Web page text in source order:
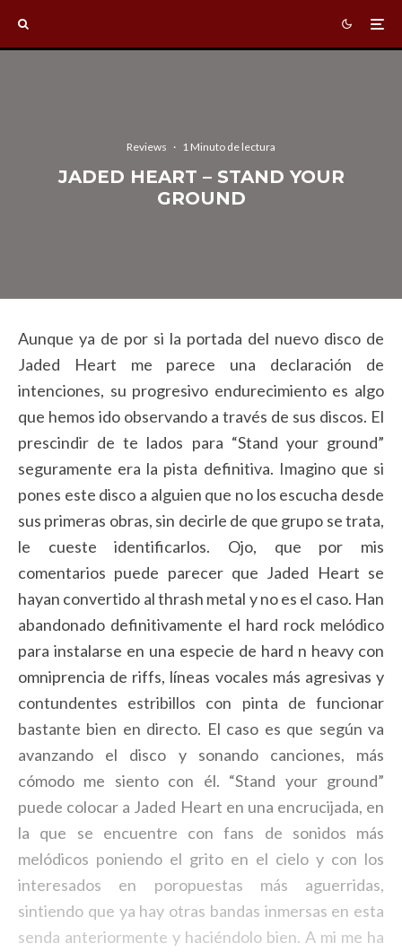
Reviews · 1 Minuto de lectura
JADED HEART – STAND YOUR
GROUND
Aunque ya de por si la portada del nuevo disco de
Jaded Heart me parece una declaración de
intenciones, su progresivo endurecimiento es algo
que hemos ido observando a través de sus discos. El
prescindir de te lados para “Stand your ground”
seguramente era la pista definitiva. Imagino que si
pones este disco a alguien que no los escucha desde
sus primeras obras, sin decirle de que grupo se trata,
le cueste identificarlos. Ojo, que por mis
comentarios puede parecer que Jaded Heart se
hayan convertido al thrash metal y no es el caso. Han
abandonado definitivamente el hard rock melódico
para instalarse en una especie de hard n heavy con
omniprencia de riffs, líneas vocales más agresivas y
contundentes estribillos con pinta de funcionar
bastante bien en directo. El caso es que según va
avanzando el disco y sonando canciones, más
cómodo me siento con él. “Stand your ground”
puede colocar a Jaded Heart en una encrucijada, en
la que se encuentre con fans de sonidos más
melódicos poniendo el grito en el cielo y con los
interesados en poropuestas más aguerridas,
sintiendo que ya hay otras bandas inmersas en esta
senda anteriormente y haciéndolo bien. A mi me ha